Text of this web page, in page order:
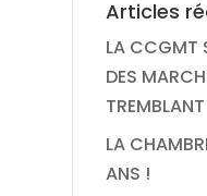
Articles
LA CCGMT
DES
LA
ANS !